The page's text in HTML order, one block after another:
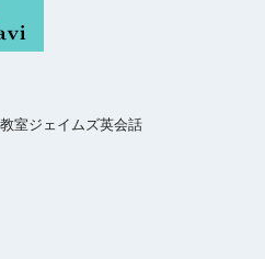
室ジェイムズ英会話